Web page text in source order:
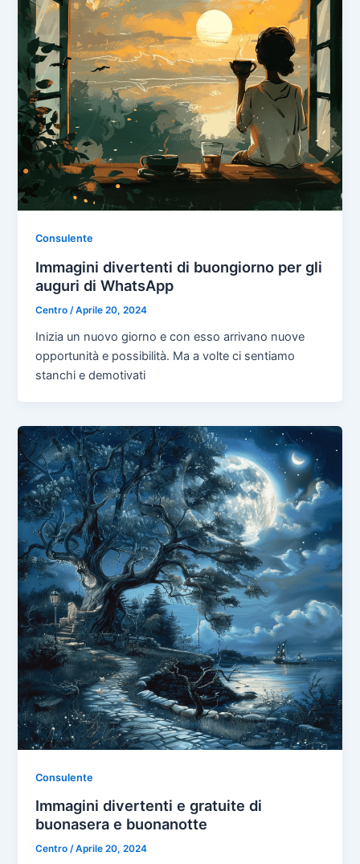
Consulente
Immagini divertenti di buongiorno per gli
auguri di WhatsApp
Centro /Aprile 20, 2024
Inizia un nuovo giorno e con esso arrivano nuove
opportunità e possibilità. Ma a volte ci sentiamo
stanchi e demotivati
Consulente
Immagini divertenti e gratuite di
buonasera e buonanotte
Centro/Aprile 20, 2024